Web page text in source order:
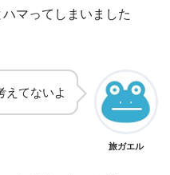
マってしまいました
えてないよ
旅ガエル